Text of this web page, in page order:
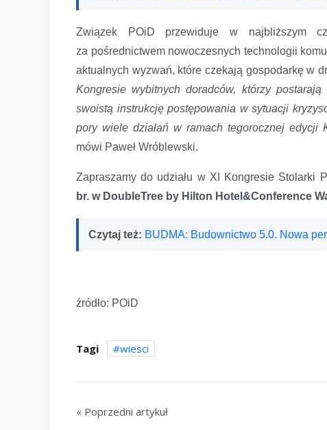
Związek POiD przewiduje w najbliższym
za pośrednictwem nowoczesnych technologii
aktualnych wyzwań, które czekają gospodarkę w
Kongresie wybitnych doradców, którzy
swoistą instrukcję postępowania w sytuacji
pory wiele działań w ramach tegorocznej edycji
mówi Paweł Wróblewski.
Zapraszamy do udziału w XI Kongresie Stolarki
br. w DoubleTree by Hilton Hotel&Conference
Czytaj też: BUDMA: Budownictwo 5.0. Nowa
źródło: POiD
Tagi wiesci
« Poprzedni artykuł